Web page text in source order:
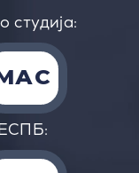
студија: